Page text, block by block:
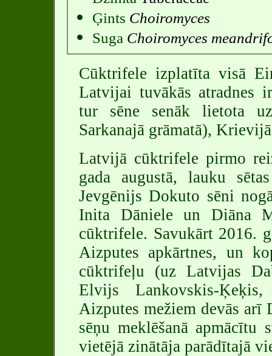
Ģints Choiromyces
Suga Choiromyces
Cūktrifele izplatīta visā
Latvijai tuvākās atradnes
tur sēne senāk lietota
Sarkanajā grāmatā),
Latvijā cūktrifele pirmo
gada augustā, lauku
Jevgēnijs Dokuto sēni
Inita Dāniele un Diāna
cūktrifele. Savukārt 2016.
Aizputes apkārtnes, un
cūktrifeļu (uz Latvijas
Elvijs Lankovskis-
Aizputes mežiem devās arī
sēņu meklēšanā
vietējā zinātāja parādītajā